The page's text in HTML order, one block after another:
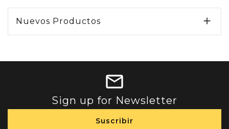
Nuevos Productos 
Sign up for Newsletter